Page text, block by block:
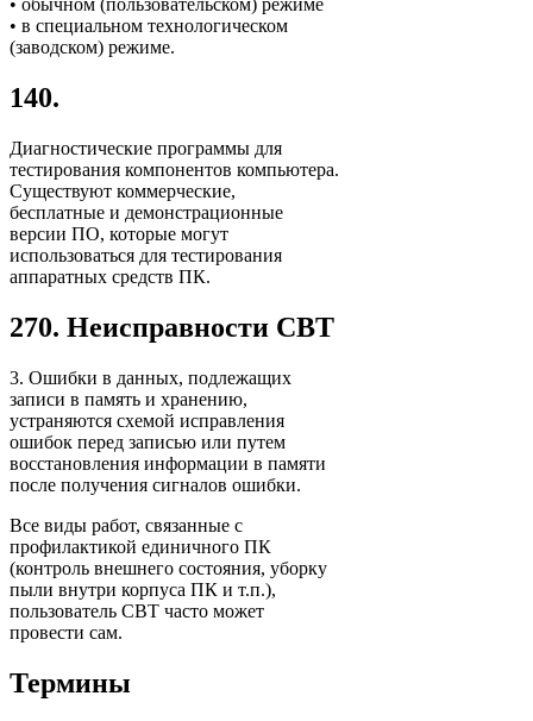
• обычном (пользовательском) режиме
• в специальном технологическом
(заводском) режиме.
140.
Диагностические программы для
тестирования компонентов компьютера.
Существуют коммерческие,
бесплатные и демонстрационные
версии ПО, которые могут
использоваться для тестирования
аппаратных средств ПК.
270. Неисправности СВТ
3. Ошибки в данных, подлежащих
записи в память и хранению,
устраняются схемой исправления
ошибок перед записью или путем
восстановления информации в памяти
после получения сигналов ошибки.
Все виды работ, связанные с
профилактикой единичного ПК
(контроль внешнего состояния, уборку
пыли внутри корпуса ПК и т.п.),
пользователь СВТ часто может
провести сам.
Термины